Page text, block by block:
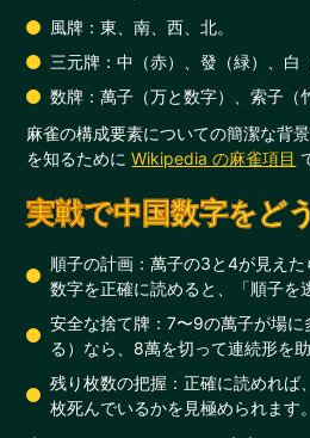
風牌：東、南、西、北。
三元牌：中（赤）、發（緑）、白
数牌：萬子（万と数字）、索子（
麻雀の構成要素についての簡潔な背
を知るためにWikipedia の麻雀項目
実戦で中国数字をど
順子の計画：萬子の3と4が見えた
数字を正確に読めると、「順子を
安全な捨て牌：7〜9の萬子が場に
る）なら、8萬を切って連続形を
残り枚数の把握：正確に読めれば
枚死んでいるかを見極められます。